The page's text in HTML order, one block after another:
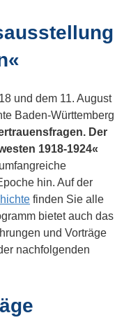
und dem 11. August
Baden-Württemberg
Der
1918-1924«
hin. Auf der
finden Sie alle
bietet auch das
und Vorträge
nachfolgenden